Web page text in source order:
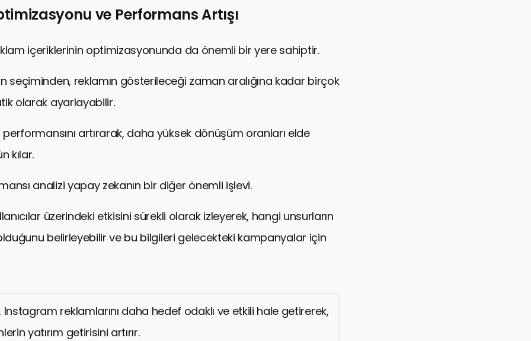
ve Performans Artışı
içeriklerinin optimizasyonunda da önemli bir yere sahiptir.
seçiminden, reklamın gösterileceği zaman aralığına kadar birçok
olarak ayarlayabilir.
performansını artırarak, daha yüksek dönüşüm oranları elde
kılar.
analizi yapay zekanın bir diğer önemli işlevi.
üzerindeki etkisini sürekli olarak izleyerek, hangi unsurların
belirleyebilir ve bu bilgileri gelecekteki kampanyalar için
Instagram reklamlarını daha hedef odaklı ve etkili hale getirerek,
yatırım getirisini artırır.